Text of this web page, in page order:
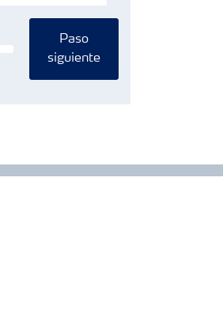
Paso
siguiente